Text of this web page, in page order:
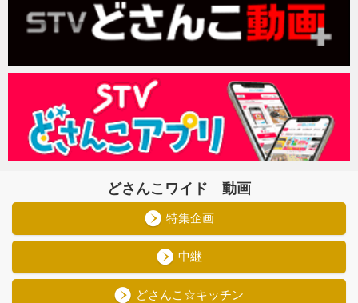
どさんこワイド 動画
特集企画
中継
どさんこ☆キッチン